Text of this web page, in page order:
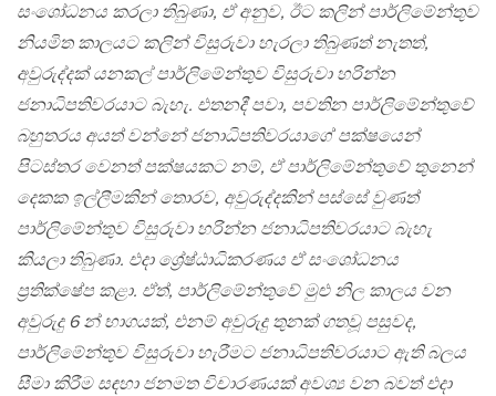
සංශෝධනය කරලා තිබුණා, ඒ අනුව, ඊට කලින් පාර්ලිමේන්තුව
නියමිත කාලයට කලින් විසුරුවා හැරලා තිබුණත් නැතත්,
අවුරුද්දක් යනකල් පාර්ලිමේන්තුව විසුරුවා හරින්න
ජනාධිපතිවරයාට බැහැ. එතනදී පවා, පවතින පාර්ලිමේන්තුවේ
බහුතරය අයත් වන්නේ ජනාධිපතිවරයාගේ පක්ෂයෙන්
පිටස්තර වෙනත් පක්ෂයකට නම්, ඒ පාර්ලිමේන්තුවේ තුනෙන්
දෙකක ඉල්ලීමකින් තොරව, අවුරුද්දකින් පස්සේ වුණත්
පාර්ලිමේන්තුව විසුරුවා හරින්න ජනාධිපතිවරයාට බැහැ
කියලා තිබුණා. එදා ශ්‍රේෂ්ඨාධිකරණය ඒ සංශෝධනය
ප‍්‍රතික්ෂේප කළා. ඒත්, පාර්ලිමේන්තුවේ මුළු නිල කාලය වන
අවුරුදු 6 න් භාගයක්, එනම් අවුරුදු තුනක් ගතවූ පසුවද,
පාර්ලිමේන්තුව විසුරුවා හැරීමට ජනාධිපතිවරයාට ඇති බලය
සීමා කිරීම සඳහා ජනමත විචාරණයක් අවශ්‍ය වන බවත් එදා